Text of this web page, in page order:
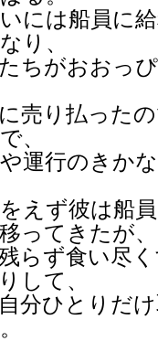
には船員に
り、
ちがおおっ
売り払った
、
運行のきか
えず彼は船
ってきたが、
らず食い尽
して、
分ひとりだ